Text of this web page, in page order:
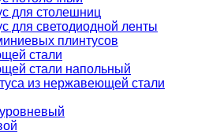
для столешниц
для светодиодной ленты
плинтусов
стали
стали напольный
из нержавеющей стали